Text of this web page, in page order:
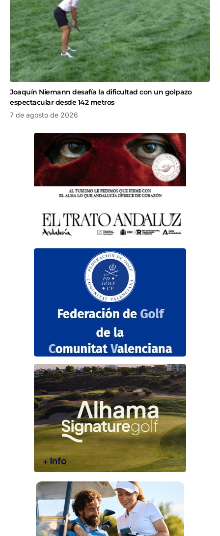
Joaquín Niemann desafía la dificultad con un golpazo
espectacular desde 142 metros
7 de agosto de 2026